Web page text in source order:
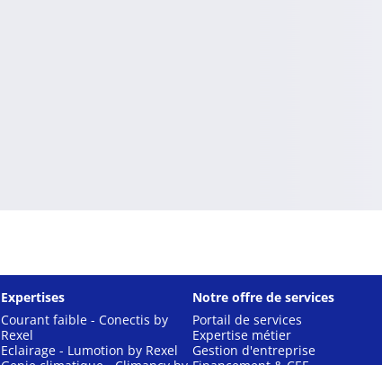
Expertises
Courant faible - Conectis by
Rexel
Eclairage - Lumotion by Rexel
Notre offre de services
Portail de services
Expertise métier
Gestion d'entreprise